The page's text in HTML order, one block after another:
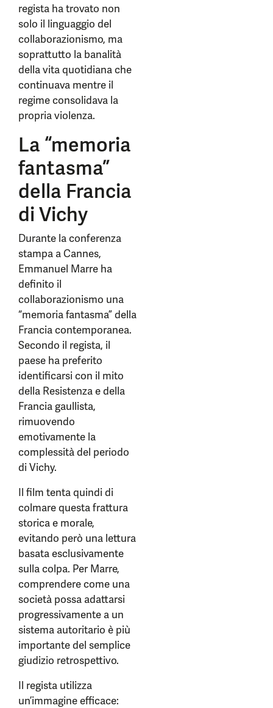
regista ha trovato non
solo il linguaggio del
collaborazionismo, ma
soprattutto la banalità
della vita quotidiana che
continuava mentre il
regime consolidava la
propria violenza.
La “memoria
fantasma”
della Francia
di Vichy
Durante la conferenza
stampa a Cannes,
Emmanuel Marre ha
definito il
collaborazionismo una
“memoria fantasma” della
Francia contemporanea.
Secondo il regista, il
paese ha preferito
identificarsi con il mito
della Resistenza e della
Francia gaullista,
rimuovendo
emotivamente la
complessità del periodo
di Vichy.
Il film tenta quindi di
colmare questa frattura
storica e morale,
evitando però una lettura
basata esclusivamente
sulla colpa. Per Marre,
comprendere come una
società possa adattarsi
progressivamente a un
sistema autoritario è più
importante del semplice
giudizio retrospettivo.
Il regista utilizza
un’immagine efficace: